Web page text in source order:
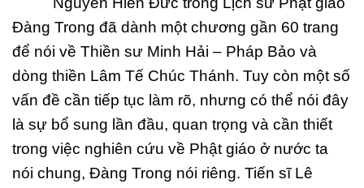
Đàng Trong đã dành một chương gần 60 trang
để nói về Thiền sư Minh Hải – Pháp Bảo và
dòng thiền Lâm Tế Chúc Thánh. Tuy còn một số
vấn đề cần tiếp tục làm rõ, nhưng có thể nói đây
là sự bổ sung lần đầu, quan trọng và cần thiết
trong việc nghiên cứu về Phật giáo ở nước ta
nói chung, Đàng Trong nói riêng. Tiến sĩ Lê